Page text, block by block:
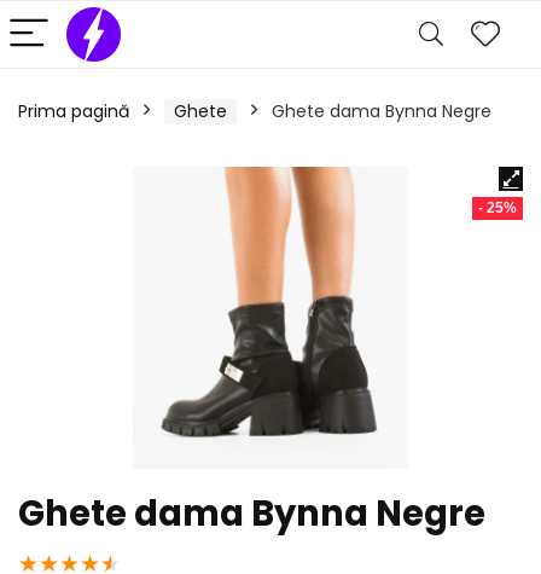
Prima pagină Ghete Ghete dama Bynna Negre
- 25%
Ghete dama Bynna Negre
★★★★★